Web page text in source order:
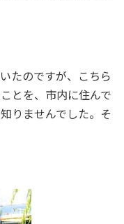
たのですが、こちら
とを、市内に住んで
りませんでした。そ